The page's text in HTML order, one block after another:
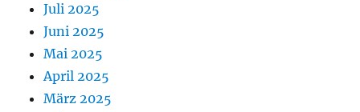
Juli 2025
Juni 2025
Mai 2025
April 2025
März 2025